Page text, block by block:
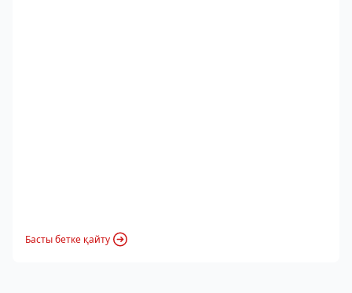
Басты бетке қайту